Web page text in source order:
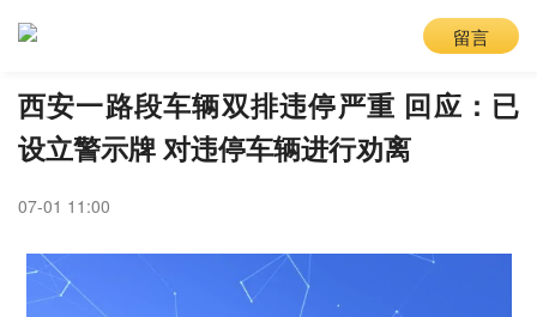
留言
西安一路段车辆双排违停严重 回应：已
设立警示牌 对违停车辆进行劝离
07-01 11:00